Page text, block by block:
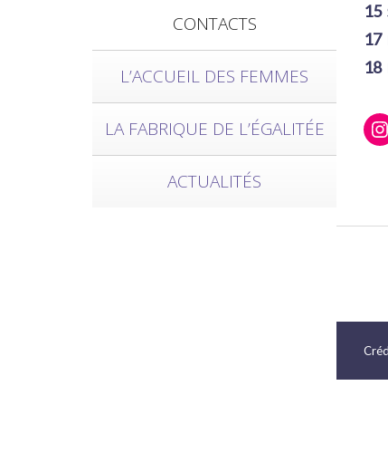
CONTACTS
L’ACCUEIL DES FEMMES
LA FABRIQUE DE L’ÉGALITÉE
ACTUALITÉS
15
17
18